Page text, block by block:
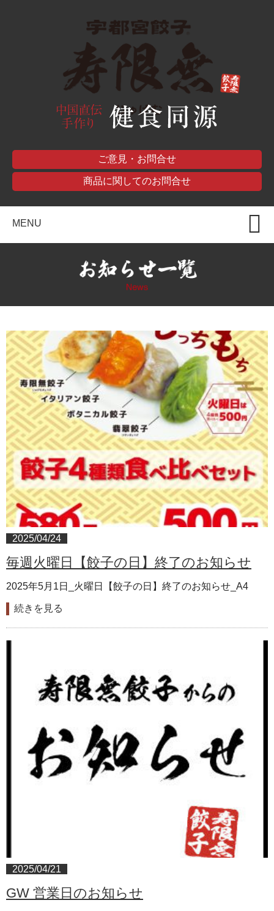
ご意見・お問合せ
商品に関してのお問合せ
MENU
2025/04/24
毎週火曜日【餃子の日】終了のお知らせ
2025年5月1日_火曜日【餃子の日】終了のお知らせ_A4
続きを見る
2025/04/21
GW 営業日のお知らせ